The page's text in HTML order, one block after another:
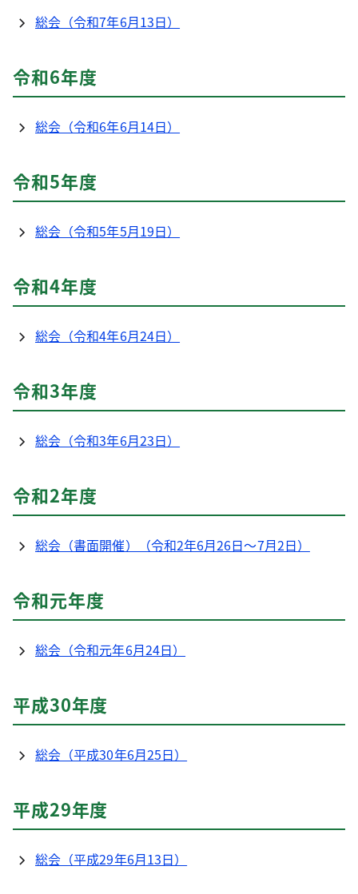
総会（令和7年6月13日）
令和6年度
総会（令和6年6月14日）
令和5年度
総会（令和5年5月19日）
令和4年度
総会（令和4年6月24日）
令和3年度
総会（令和3年6月23日）
令和2年度
総会（書面開催）（令和2年6月26日～7月2日）
令和元年度
総会（令和元年6月24日）
平成30年度
総会（平成30年6月25日）
平成29年度
総会（平成29年6月13日）